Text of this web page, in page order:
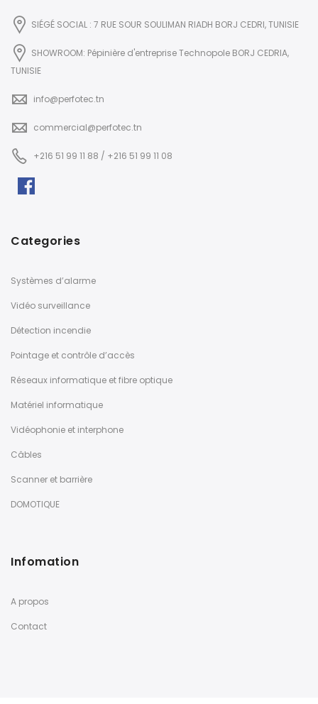
SIÉGÉ SOCIAL : 7 RUE SOUR SOULIMAN RIADH BORJ CEDRI, TUNISIE
SHOWROOM: Pépinière d'entreprise Technopole BORJ CEDRIA,
TUNISIE
info@perfotec.tn
commercial@perfotec.tn
+216 51 99 11 88 / +216 51 99 11 08
Categories
Systèmes d’alarme
Vidéo surveillance
Détection incendie
Pointage et contrôle d’accès
Réseaux informatique et fibre optique
Matériel informatique
Vidéophonie et interphone
Câbles
Scanner et barrière
DOMOTIQUE
Infomation
A propos
Contact